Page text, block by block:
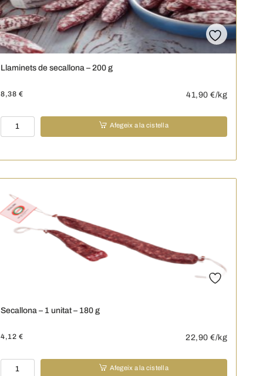
Llaminets de secallona – 200 g
8,38 € 41,90 €/kg
quantitat
de
de
200
g
Afegeix a la cistella
Secallona – 1 unitat – 180 g
4,12 € 22,90 €/kg
quantitat
Afegeix a la cistella